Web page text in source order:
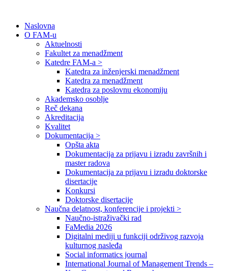
Naslovna
O FAM-u
Aktuelnosti
Fakultet za menadžment
Katedre FAM-a >
Katedra za inženjerski menadžment
Katedra za menadžment
Katedra za poslovnu ekonomiju
Akademsko osoblje
Reč dekana
Akreditacija
Kvalitet
Dokumentacija >
Opšta akta
Dokumentacija za prijavu i izradu završnih i
master radova
Dokumentacija za prijavu i izradu doktorske
disertacije
Konkursi
Doktorske disertacije
Naučna delatnost, konferencije i projekti >
Naučno-istraživački rad
FaMedia 2026
Digitalni mediji u funkciji održivog razvoja
kulturnog nasleđa
Social informatics journal
International Journal of Management Trends –